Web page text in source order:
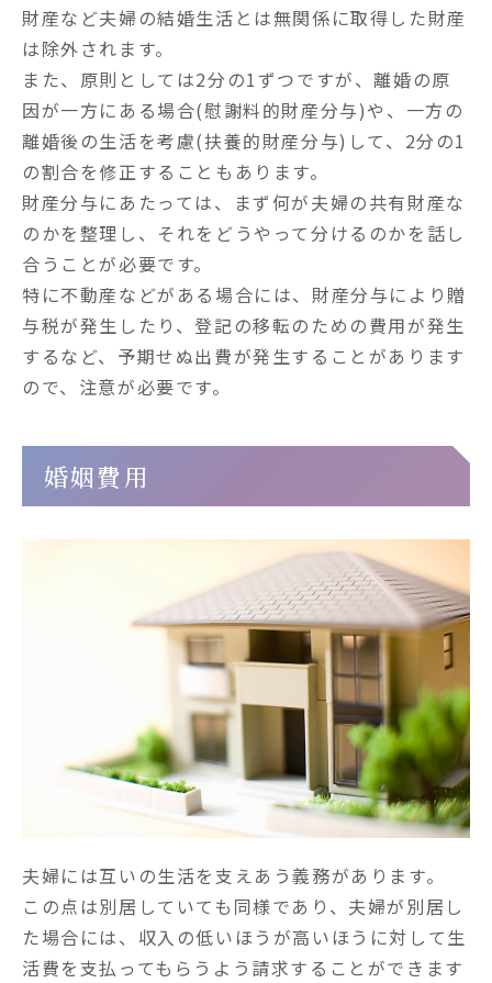
財産など夫婦の結婚生活とは無関係に取得した財産
は除外されます。
また、原則としては2分の1ずつですが、離婚の原
因が一方にある場合(慰謝料的財産分与)や、一方の
離婚後の生活を考慮(扶養的財産分与)して、2分の1
の割合を修正することもあります。
財産分与にあたっては、まず何が夫婦の共有財産な
のかを整理し、それをどうやって分けるのかを話し
合うことが必要です。
特に不動産などがある場合には、財産分与により贈
与税が発生したり、登記の移転のための費用が発生
するなど、予期せぬ出費が発生することがあります
ので、注意が必要です。
婚姻費用
夫婦には互いの生活を支えあう義務があります。
この点は別居していても同様であり、夫婦が別居し
た場合には、収入の低いほうが高いほうに対して生
活費を支払ってもらうよう請求することができます